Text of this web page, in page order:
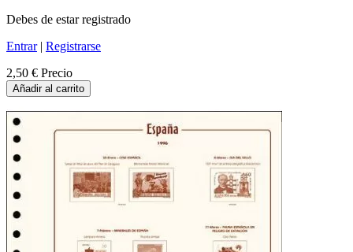
Debes de estar registrado
Entrar| Registrarse
2,50 € Precio
Añadir al carrito